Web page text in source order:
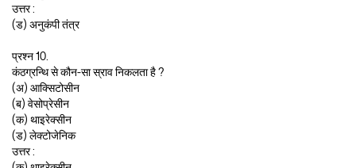
उत्तर :
(ड) अनुकंपी तंत्र
प्रश्न 10.
कंठग्रन्थि से कौन-सा स्राव निकलता है ?
(अ) आक्सिटोसीन
(ब) वेसोप्रेसीन
(क) थाइरेक्सीन
(ड) लेक्टोजेनिक
उत्तर :